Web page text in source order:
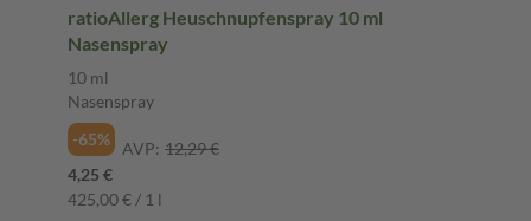
ratioAllerg Heuschnupfenspray 10 ml
Nasenspray
10 ml
Nasenspray
-65%
AVP: 12,29 €
4,25 €
425,00 € / 1 l